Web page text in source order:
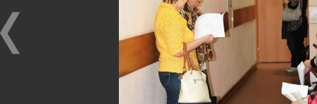
Общественная приемная
Фоторепортажи
›
Кто ходит к врачу, тому всё по плечу